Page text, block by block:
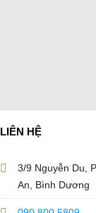
LIÊN HỆ
3/9 Nguyễn Du,
An, Bình Dương